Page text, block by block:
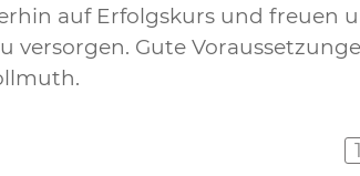
auf Erfolgskurs und freuen
versorgen. Gute
1